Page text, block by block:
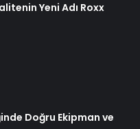
Yeni Adı Roxx
Doğru Ekipman ve